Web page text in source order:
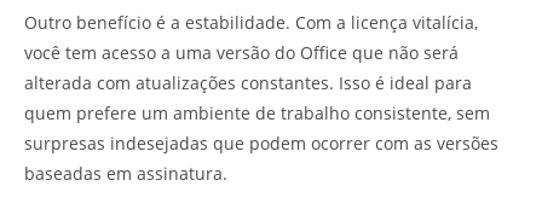
Outro benefício é a estabilidade. Com a licença vitalícia,
você tem acesso a uma versão do Office que não será
alterada com atualizações constantes. Isso é ideal para
quem prefere um ambiente de trabalho consistente, sem
surpresas indesejadas que podem ocorrer com as versões
baseadas em assinatura.